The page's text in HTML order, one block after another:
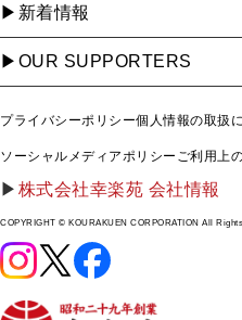
新着情報
OUR SUPPORTERS
プライバシーポリシー個人情報の取扱
ソーシャルメディアポリシー ご利用上
株式会社幸楽苑 会社情報
COPYRIGHT © KOURAKUEN CORPORATION All